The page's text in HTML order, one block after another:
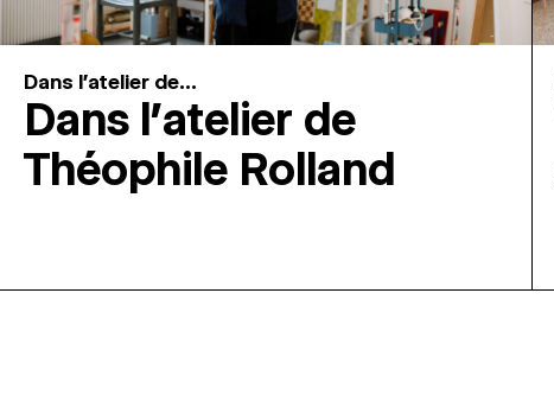
Dans l'atelier de...
Dans l’atelier de
Théophile Rolland